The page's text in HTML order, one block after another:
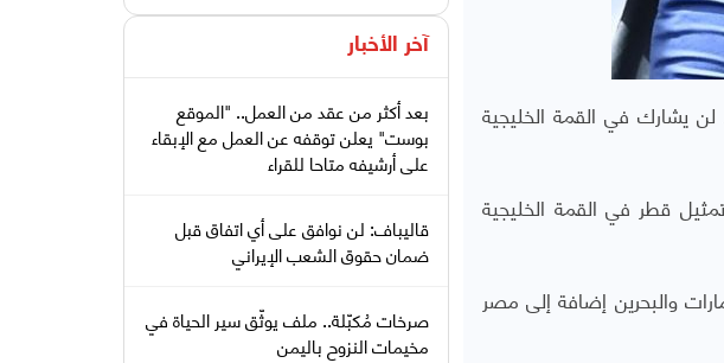
يشارك في القمة الخليجية
قطر في القمة الخليجية
عقب قطع السعودية والإمارات والبحرين إضافة إلى مصر
آخر الأخبار
بعد أكثر من عقد من العمل.. "الموقع
بوست" يعلن توقفه عن العمل مع الإبقاء
على أرشيفه متاحا للقراء
قاليباف: لن نوافق على أي اتفاق قبل
ضمان حقوق الشعب الإيراني
صرخات مُكبّلة.. ملف يوثّق سير الحياة في
مخيمات النزوح باليمن